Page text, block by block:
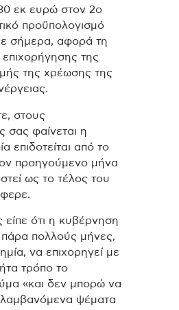
εκ ευρώ στον 2ο
προϋπολογισμό
σήμερα, αφορά τη
επιχορήγησης της
της χρέωσης της
στους
σας φαίνεται η
επιδοτείται από το
προηγούμενο μήνα
ως το τέλος του
είπε ότι η κυβέρνηση
πάρα πολλούς μήνες,
να επιχορηγεί με
τρόπο το
«και δεν μπορώ να
ψέματα